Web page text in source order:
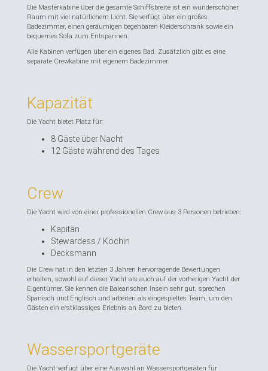
Die Masterkabine über die gesamte Schiffsbreite ist ein wunderschöner
Raum mit viel natürlichem Licht. Sie verfügt über ein großes
Badezimmer, einen geräumigen begehbaren Kleiderschrank sowie ein
bequemes Sofa zum Entspannen.
Alle Kabinen verfügen über ein eigenes Bad. Zusätzlich gibt es eine
separate Crewkabine mit eigenem Badezimmer.
Kapazität
Die Yacht bietet Platz für:
8 Gäste über Nacht
12 Gäste während des Tages
Crew
Die Yacht wird von einer professionellen Crew aus 3 Personen betrieben:
Kapitän
Stewardess / Köchin
Decksmann
Die Crew hat in den letzten 3 Jahren hervorragende Bewertungen
erhalten, sowohl auf dieser Yacht als auch auf der vorherigen Yacht der
Eigentümer. Sie kennen die Balearischen Inseln sehr gut, sprechen
Spanisch und Englisch und arbeiten als eingespieltes Team, um den
Gästen ein erstklassiges Erlebnis an Bord zu bieten.
Wassersportgeräte
Die Yacht verfügt über eine Auswahl an Wassersportgeräten für